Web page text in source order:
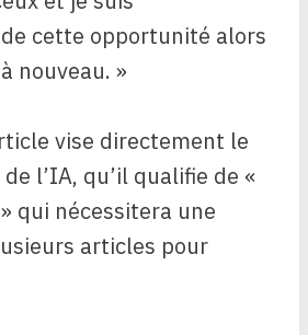
cette opportunité alors
nouveau. »
vise directement le
l’IA, qu’il qualifie de «
qui nécessitera une
articles pour